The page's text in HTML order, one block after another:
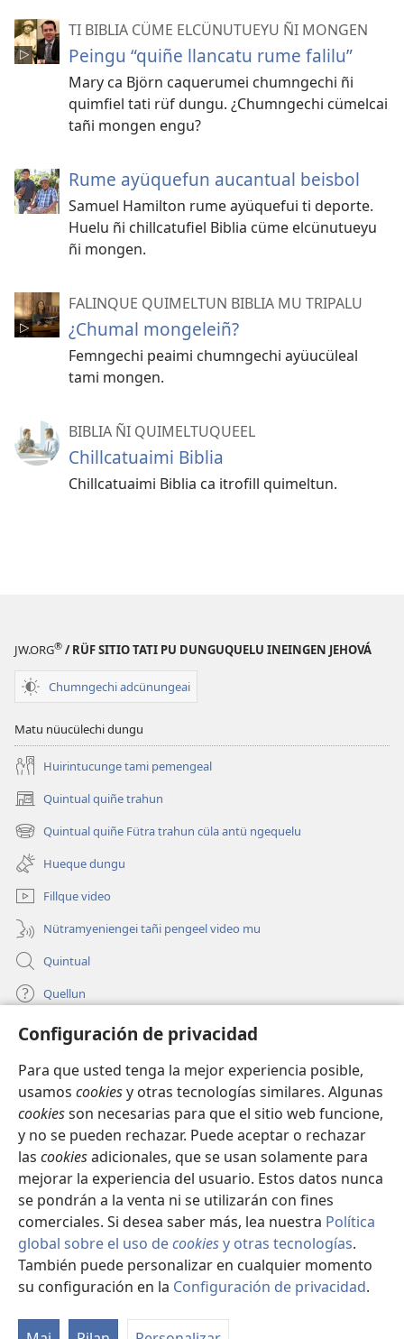
Configuración de privacidad
Para que usted tenga la mejor experiencia posible,
usamos cookiesy otras tecnologías similares. Algunas
cookiesson necesarias para que el sitio web funcione,
y no se pueden rechazar. Puede aceptar o rechazar
las cookiesadicionales, que se usan solamente para
mejorar la experiencia del usuario. Estos datos nunca
se pondrán a la venta ni se utilizarán con fines
comerciales. Si desea saber más, lea nuestra Política
global sobre el uso decookiesy otras tecnologías.
También puede personalizar en cualquier momento
su configuración en la Configuración de privacidad.
TI BIBLIA CÜME ELCÜNUTUEYU ÑI MONGEN
Peingu “quiñe llancatu rume falilu”
Mary ca Björn caquerumei chumngechi ñi
quimfiel tati rüf dungu. ¿Chumngechi cümelcai
tañi mongen engu?
Rume ayüquefun aucantual beisbol
Samuel Hamilton rume ayüquefui ti deporte.
Huelu ñi chillcatufiel Biblia cüme elcünutueyu
ñi mongen.
FALINQUE QUIMELTUN BIBLIA MU TRIPALU
¿Chumal mongeleiñ?
Femngechi peaimi chumngechi ayüucüleal
tami mongen.
BIBLIA ÑI QUIMELTUQUEEL
Chillcatuaimi Biblia
Chillcatuaimi Biblia ca itrofill quimeltun.
JW.ORG® / RÜF SITIO TATI PU DUNGUQUELU INEINGEN JEHOVÁ
Chumngechi adcünungeai
Matu nüucülechi dungu
Huirintucunge tami pemengeal
Quintual quiñe trahun
(peafiel
quiñe
hue
pestaña
mu)
Quintual quiñe Fütra trahun cüla antü ngequelu
(peafiel
quiñe
hue
pestaña
mu)
Hueque dungu
Fillque video
Nütramyeniengei tañi pengeel video mu
Quintual
Quellun
Tami quelluntucuquem plata mu
quiñe
hue
pestaña
mu)
INTERNET MÜLEYECHI LIFRU Watchtower™
(peafiel
quiñe
hue
pestaña
mu)
JW Hub
(peafiel
quiñe
hue
pestaña
mu)
JW Library ®
Copyright© 2026 Watch Tower Bible and Tract Society of Pennsylvania.
CONDICIONES DE USO|POLÍTICA DE PRIVACIDAD|
CONFIGURACIÓN DE PRIVACIDAD